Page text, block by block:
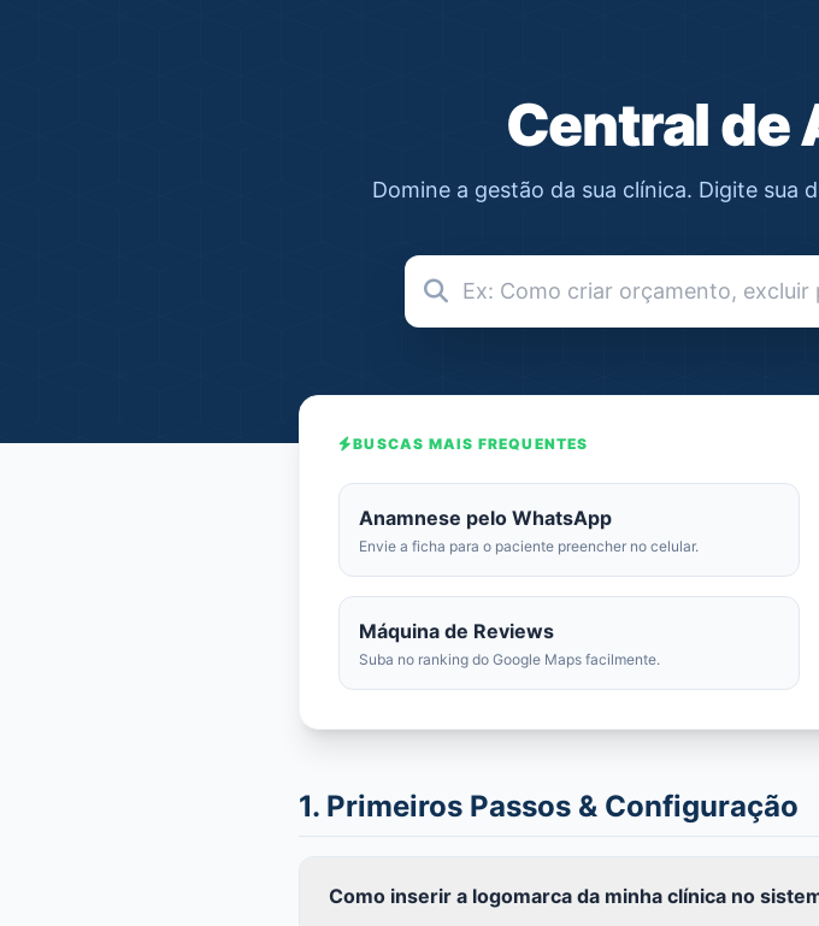
Central de
Domine a gestão da sua clínica. Digite sua
BUSCAS MAIS FREQUENTES
Anamnese pelo WhatsApp
Envie a ficha para o paciente preencher no celular.
Máquina de Reviews
Suba no ranking do Google Maps facilmente.
1. Primeiros Passos & Configuração
Como inserir a logomarca da minha clínica no